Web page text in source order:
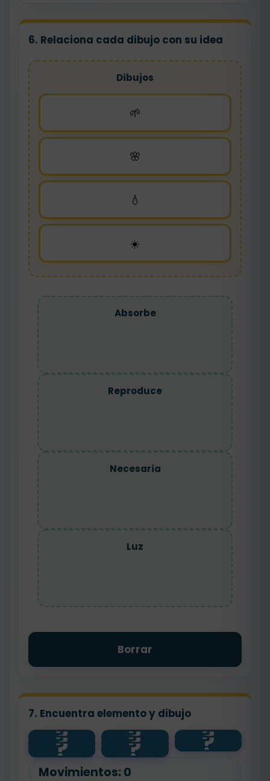
6. Relaciona cada dibujo con su idea
Dibujos
🌱
🌸
💧
☀️
Absorbe
Reproduce
Necesaria
Luz
Borrar
7. Encuentra elemento y dibujo
?
sol ?
🌱 ?
agua
?
raíz ?
☀️ ?
💧
?
flor ?
🌸
Movimientos: 0